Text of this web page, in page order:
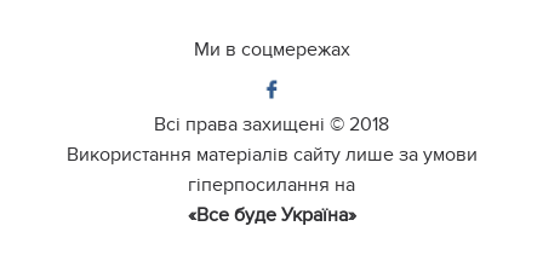
Ми в соцмережах
Всі права захищені © 2018
Використання матеріалів сайту лише за умови
гіперпосилання на
«Все буде Україна»